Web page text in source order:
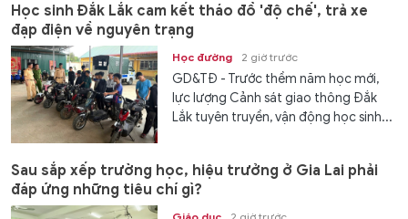
Học sinh Đắk Lắk cam kết tháo đồ 'độ chế', trả xe
đạp điện về nguyên trạng
Học đường 2 giờ trước
GD&TĐ - Trước thềm năm học mới,
lực lượng Cảnh sát giao thông Đắk
Lắk tuyên truyền, vận động học sinh...
Sau sắp xếp trường học, hiệu trưởng ở Gia Lai phải
đáp ứng những tiêu chí gì?